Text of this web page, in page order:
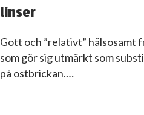
linser
Gott och ”relativt” hälsosamt
som gör sig utmärkt som
på ostbrickan.…